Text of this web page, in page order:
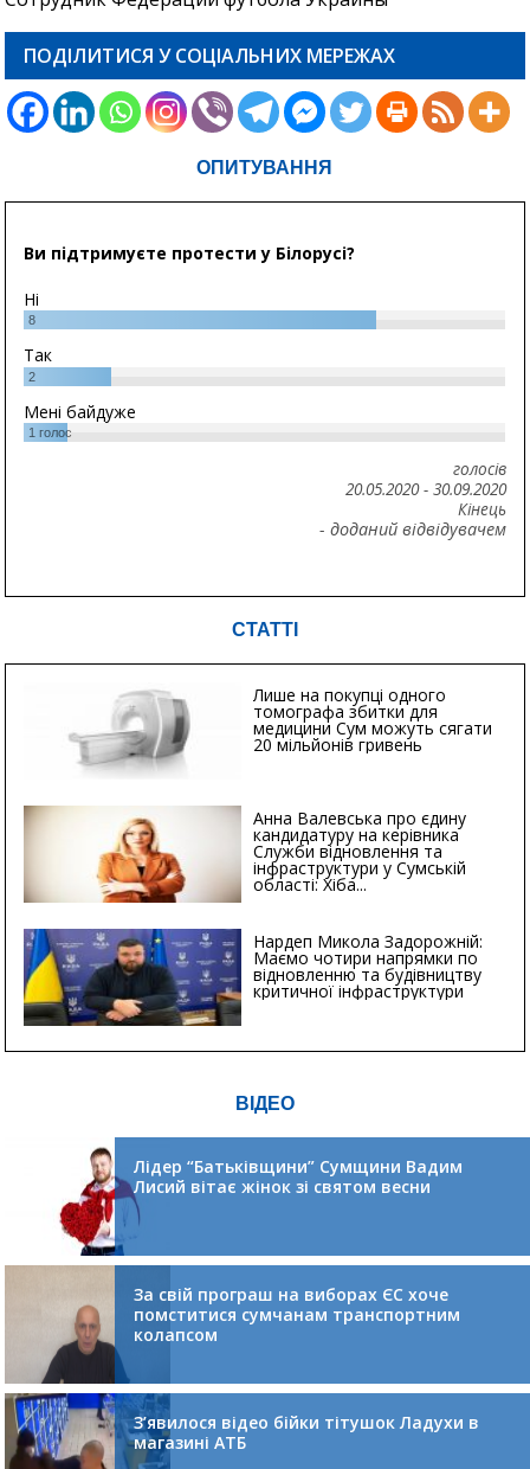
ПОДІЛИТИСЯ У СОЦІАЛЬНИХ МЕРЕЖАХ
ОПИТУВАННЯ
Ви підтримуєте протести у Білорусі?
Ні
8
Так
2
Мені байдуже
1 голос
голосів
20.05.2020- 30.09.2020
Кінець
- доданий відвідувачем
СТАТТІ
Лише на покупці одного
томографа збитки для
медицини Сум можуть сягати
20 мільйонів гривень
Анна Валевська про єдину
кандидатуру на керівника
Служби відновлення та
інфраструктури у Сумській
області: Хіба...
Нардеп Микола Задорожній:
Маємо чотири напрямки по
відновленню та будівництву
критичної інфраструктури
ВІДЕО
Лідер “Батьківщини” Сумщини Вадим
Лисий вітає жінок зі святом весни
За свій програш на виборах ЄС хоче
помститися сумчанам транспортним
колапсом
З’явилося відео бійки тітушок Ладухи в
магазині АТБ